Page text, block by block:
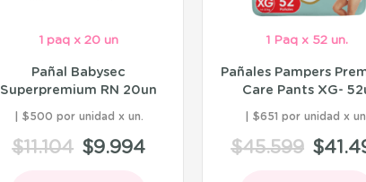
1 paq x 20 un
Pañal Babysec
Superpremium RN 20un
$500 por unidad
$11.104 $9.994
1 Paq x 52 un.
Pañales Pampers
Care Pants XG-
$651 por unidad
$45.599 $